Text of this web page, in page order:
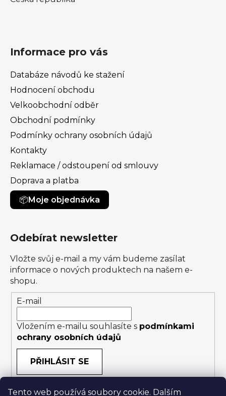
Tento web používá soubory cookie. Dalším
Informace pro vás
Databáze návodů ke stažení
Hodnocení obchodu
Velkoobchodní odběr
Obchodní podmínky
Podmínky ochrany osobních údajů
Kontakty
Reklamace / odstoupení od smlouvy
Doprava a platba
Moje objednávka
Odebírat newsletter
Vložte svůj e-mail a my vám budeme zasílat
informace o nových produktech na našem e-
shopu.
E-mail
Vložením e-mailu souhlasíte s podmínkami
ochrany osobních údajů
PŘIHLÁSIT SE